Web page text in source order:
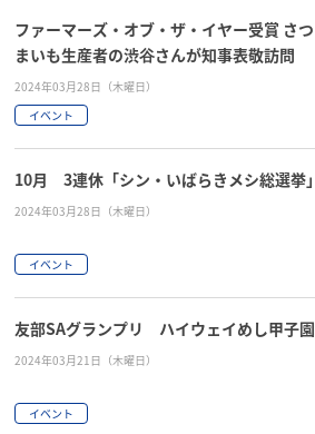
ファーマーズ・オブ・ザ・イヤー受賞 さつ
まいも生産者の渋谷さんが知事表敬訪問
2024年03月28日（木曜日）
イベント
10月 3連休「シン・いばらきメシ総選挙」
2024年03月28日（木曜日）
イベント
友部SAグランプリ ハイウェイめし甲子園
2024年03月21日（木曜日）
イベント